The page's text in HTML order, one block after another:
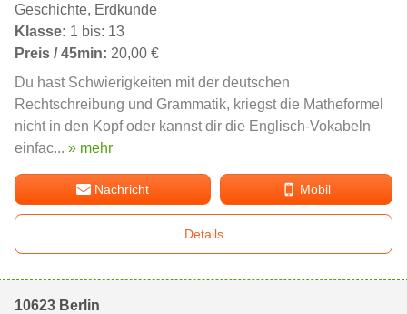
Geschichte, Erdkunde
Klasse: 1 bis: 13
Preis / 45min: 20,00 €
Du hast Schwierigkeiten mit der deutschen
Rechtschreibung und Grammatik, kriegst die Matheformel
nicht in den Kopf oder kannst dir die Englisch-Vokabeln
einfac... » mehr
Nachricht Mobil
Details
10623 Berlin